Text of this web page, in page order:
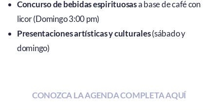
Concurso de bebidas espirituosasa base de café con
licor (Domingo 3:00 pm)
Presentaciones artísticas y culturales(sábado y
domingo)
CONOZCA LA AGENDA COMPLETA AQUÍ